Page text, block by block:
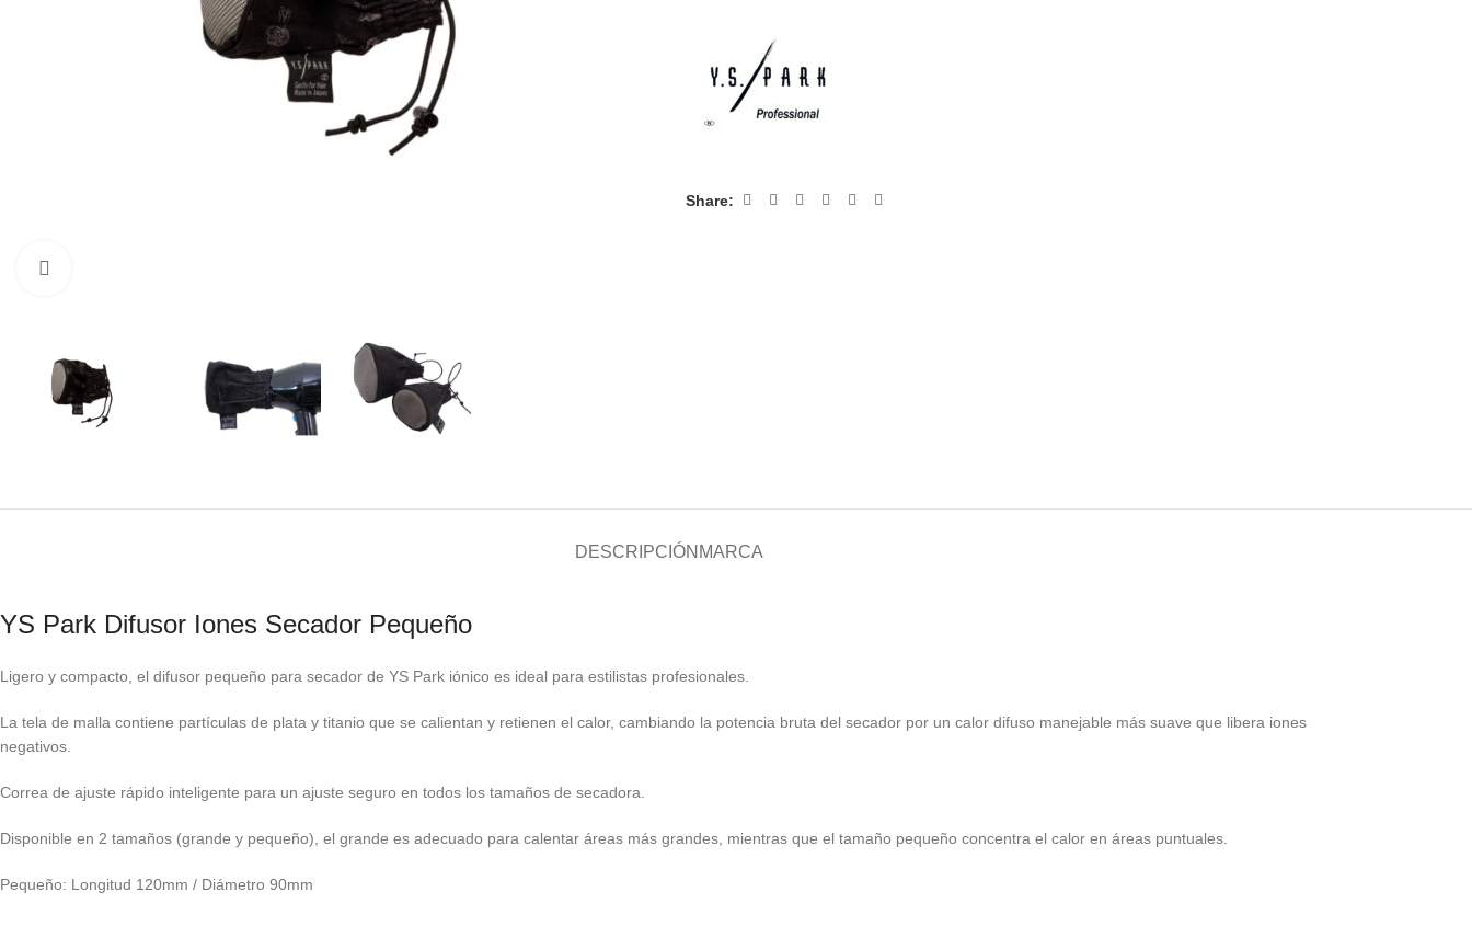
Share:
DESCRIPCIÓN MARCA
YS Park Difusor Iones Secador Pequeño
Ligero y compacto, el difusor pequeño para secador de YS Park iónico es ideal para estilistas profesionales.
La tela de malla contiene partículas de plata y titanio que se calientan y retienen el calor, cambiando la potencia bruta del secador por un calor difuso manejable más suave que libera iones
negativos.
Correa de ajuste rápido inteligente para un ajuste seguro en todos los tamaños de secadora.
Disponible en 2 tamaños (grande y pequeño), el grande es adecuado para calentar áreas más grandes, mientras que el tamaño pequeño concentra el calor en áreas puntuales.
Pequeño: Longitud 120mm / Diámetro 90mm